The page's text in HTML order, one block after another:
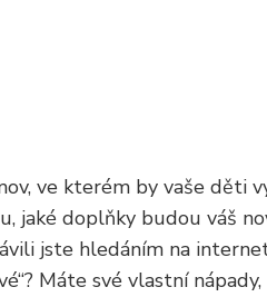
ve kterém by vaše děti
jaké doplňky budou váš
jste hledáním na
Máte své vlastní